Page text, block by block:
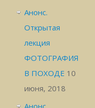
Анонс.
Открытая
лекция
ФОТОГРАФИЯ
В ПОХОДЕ 10
июня, 2018
Анонс.